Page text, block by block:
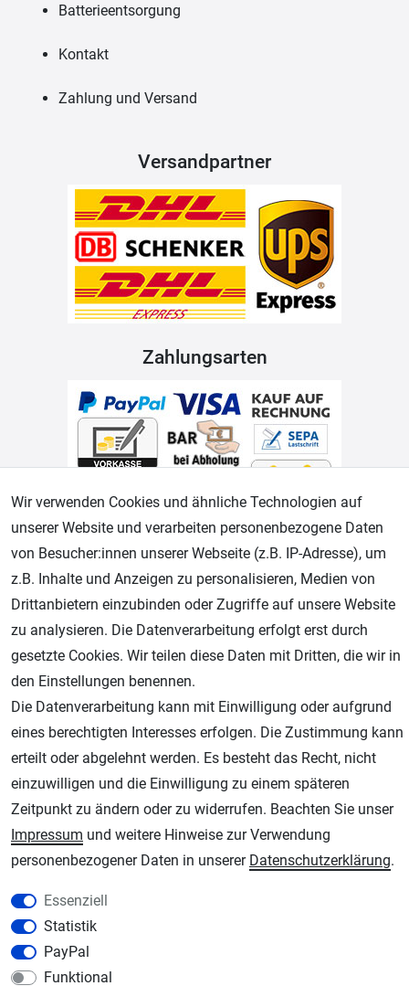
Batterieentsorgung
Kontakt
Zahlung und Versand
Versandpartner
Zahlungsarten
Geprüfter Shop
AGB Widerrufsrecht Datenschutz Impressum
Unsere weiteren Shops:
Schmincke-City.de
Schmincke Künstlerfarben das Gesamtsortiment
Plotter-City.com
Schneideplotter, Transferpressen, Siebdruck und Plotterfolien
Modellbau-City.com
Military + Tabletop Plastikmodelle und Modellbau Farben - Bringen Sie Farbe ins
Wir verwenden Cookies und ähnliche Technologien auf
unserer Website und verarbeiten personenbezogene Daten
von Besucher:innen unserer Webseite (z.B. IP-Adresse), um
z.B. Inhalte und Anzeigen zu personalisieren, Medien von
Drittanbietern einzubinden oder Zugriffe auf unsere Website
zu analysieren. Die Datenverarbeitung erfolgt erst durch
gesetzte Cookies. Wir teilen diese Daten mit Dritten, die wir in
den Einstellungen benennen.
Die Datenverarbeitung kann mit Einwilligung oder aufgrund
eines berechtigten Interesses erfolgen. Die Zustimmung kann
erteilt oder abgelehnt werden. Es besteht das Recht, nicht
einzuwilligen und die Einwilligung zu einem späteren
Zeitpunkt zu ändern oder zu widerrufen. Beachten Sie unser
Impressum und weitere Hinweise zur Verwendung
personenbezogener Daten in unserer Daten­schutz­erklärung.
Essenziell
Statistik
PayPal
Funktional